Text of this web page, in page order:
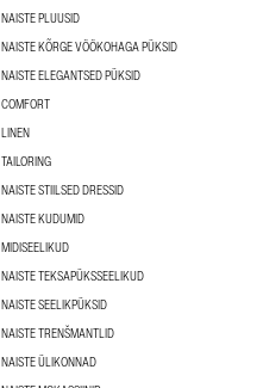
NAISTE PLUUSID
NAISTE KÕRGE VÖÖKOHAGA PÜKSID
NAISTE ELEGANTSED PÜKSID
COMFORT
LINEN
TAILORING
NAISTE STIILSED DRESSID
NAISTE KUDUMID
MIDISEELIKUD
NAISTE TEKSAPÜKSSEELIKUD
NAISTE SEELIKPÜKSID
NAISTE TRENŠMANTLID
NAISTE ÜLIKONNAD